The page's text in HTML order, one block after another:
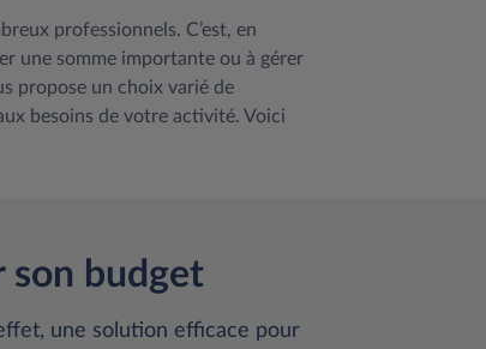
professionnels. C’est, en
une somme importante ou à gérer
propose un choix varié de
besoins de votre activité. Voici
son budget
une solution efficace pour